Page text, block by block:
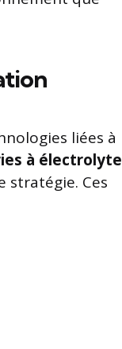
liées à
à électrolyte
stratégie. Ces